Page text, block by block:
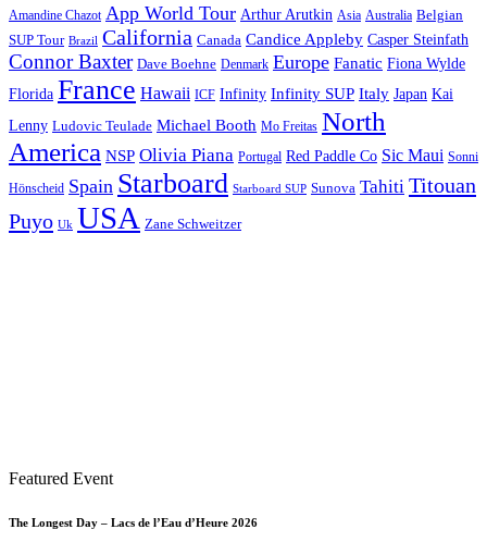
Amandine Chazot App World Tour Arthur Arutkin Asia Australia Belgian
SUP Tour Brazil California Canada Candice Appleby Casper Steinfath
Connor Baxter Dave Boehne Denmark Europe Fanatic Fiona Wylde
Florida France Hawaii ICF Infinity Infinity SUP Italy Japan Kai
Lenny Ludovic Teulade Michael Booth Mo Freitas North
America NSP Olivia Piana Portugal Red Paddle Co Sic Maui Sonni
Hönscheid Spain Starboard Starboard SUP Sunova Tahiti Titouan
Puyo Uk USA Zane Schweitzer
Featured Event
The Longest Day – Lacs de l’Eau d’Heure 2026